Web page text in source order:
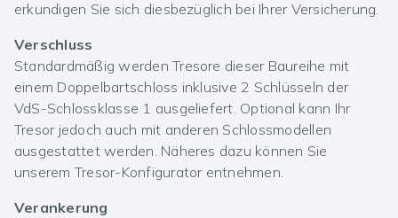
erkundigen Sie sich diesbezüglich bei Ihrer Versicherung.
Verschluss
Standardmäßig werden Tresore dieser Baureihe mit
einem Doppelbartschloss inklusive 2 Schlüsseln der
VdS-Schlossklasse 1 ausgeliefert. Optional kann Ihr
Tresor jedoch auch mit anderen Schlossmodellen
ausgestattet werden. Näheres dazu können Sie
unserem Tresor-Konfigurator entnehmen.
Verankerung